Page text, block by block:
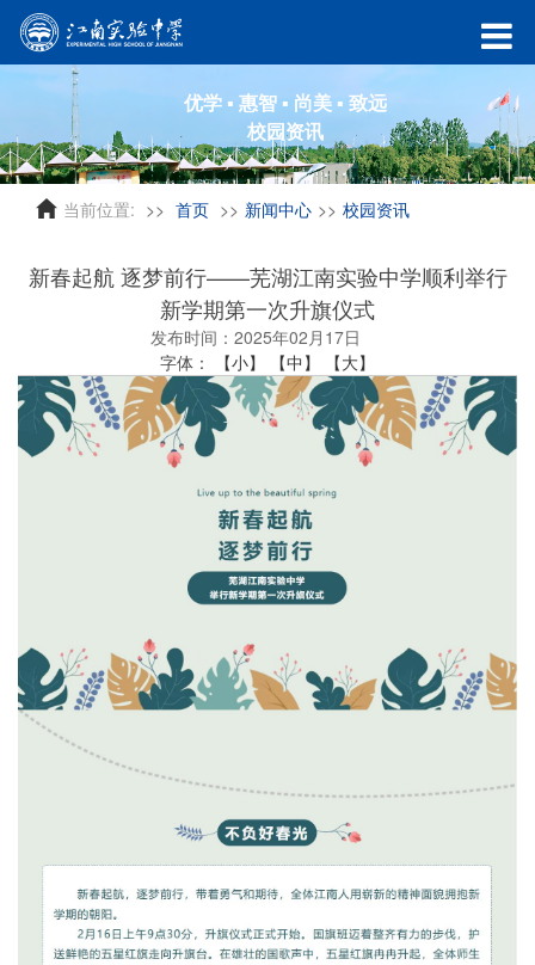
优学 ▪ 惠智 ▪ 尚美 ▪ 致远
校园资讯
当前位置: 首页 新闻中心 校园资讯
新春起航 逐梦前行——芜湖江南实验中学顺利举行
新学期第一次升旗仪式
发布时间：2025年02月17日
字体：
【小】 【中】 【大】